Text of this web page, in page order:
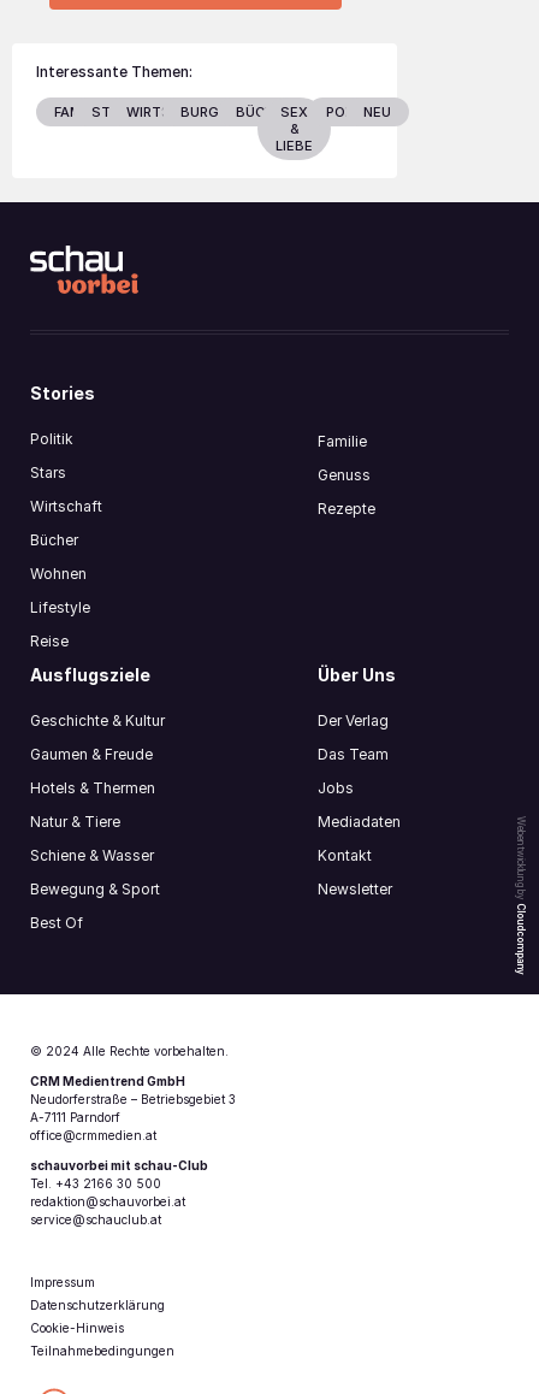
Interessante Themen:
FAMILIESTARSWIRTSCHAFTBURGENLANDBÜCHERSEX
&
LIEBE
POLITIKNEU
Webentwicklung by
Cloudcompany
Stories
Politik
Stars
Wirtschaft
Bücher
Wohnen
Lifestyle
Reise
Familie
Genuss
Rezepte
Ausflugsziele
Geschichte & Kultur
Gaumen & Freude
Hotels & Thermen
Natur & Tiere
Schiene & Wasser
Bewegung & Sport
Best Of
Über Uns
Der Verlag
Das Team
Jobs
Mediadaten
Kontakt
Newsletter
© 2024 Alle Rechte vorbehalten.
CRM Medientrend GmbH
Neudorferstraße – Betriebsgebiet 3
A-7111 Parndorf
office@crmmedien.at
schauvorbei mit schau-Club
Tel. +43 2166 30 500
redaktion@schauvorbei.at
service@schauclub.at
Impressum
Datenschutzerklärung
Cookie-Hinweis
Teilnahmebedingungen